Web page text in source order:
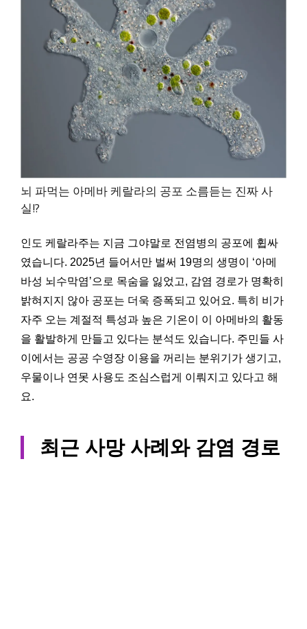
뇌 파먹는 아메바 케랄라의 공포 소름듣는 진짜 사
실!?
인도 케랄라주는 지금 그야말로 전염병의 공포에 휩싸
였습니다. 2025년 들어서만 벌써 19명의 생명이 ‘아메
바성 뇌수막염’으로 목숨을 잃었고, 감염 경로가 명확히
밝혀지지 않아 공포는 더욱 증폭되고 있어요. 특히 비가
자주 오는 계절적 특성과 높은 기온이 이 아메바의 활동
을 활발하게 만들고 있다는 분석도 있습니다. 주민들 사
이에서는 공공 수영장 이용을 꺼리는 분위기가 생기고,
우물이나 연못 사용도 조심스럽게 이뤄지고 있다고 해
요.
최근 사망 사례와 감염 경로